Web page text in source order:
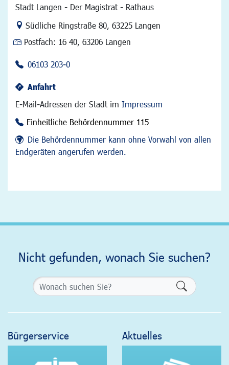
Stadt Langen - Der Magistrat - Rathaus
Link zur Google-Maps Navigation
Südliche Ringstraße 80, 63225 Langen
Postfach: 16 40, 63206 Langen
06103 203-0
Anfahrt
E-Mail-Adressen der Stadt im Impressum
Einheitliche Behördennummer 115
Die Behördennummer kann ohne Vorwahl von allen
Endgeräten angerufen werden.
Nicht gefunden, wonach Sie suchen?
Bürgerservice Aktuelles